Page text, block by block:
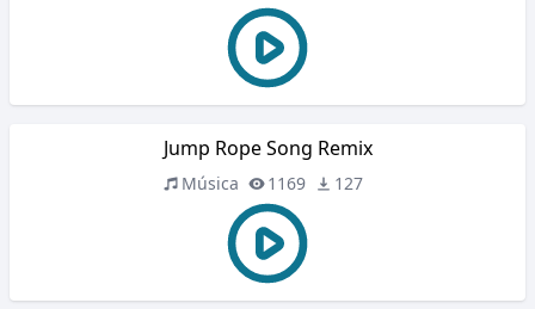
Jump Rope Song Remix
Música 1169 127